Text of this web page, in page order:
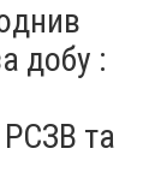
добу :
РСЗВ та